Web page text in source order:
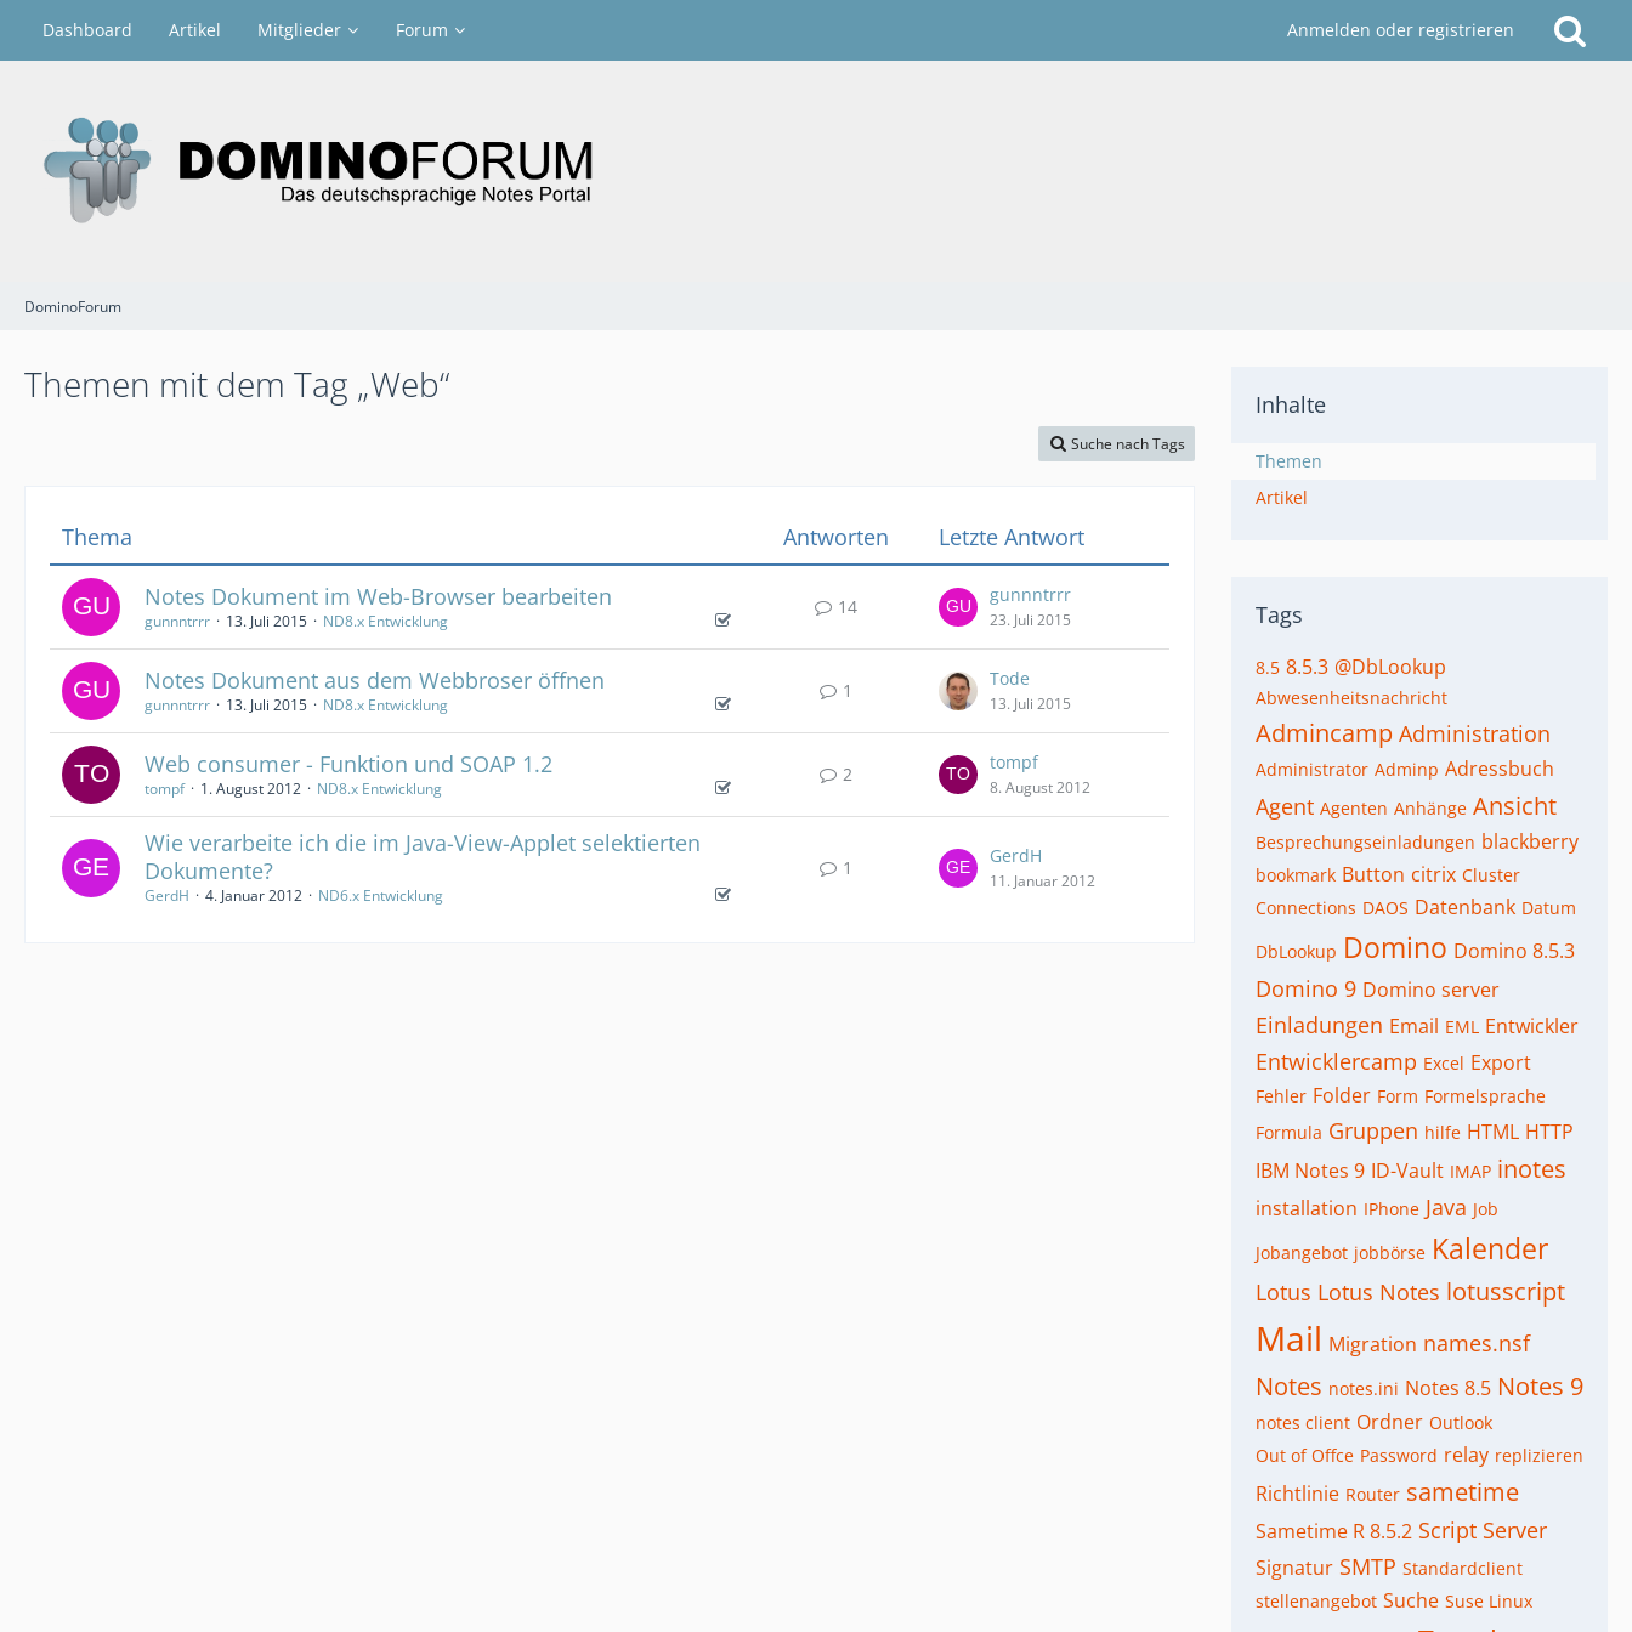
Dashboard Artikel Mitglieder Forum Anmelden oder registrieren
DominoForum
Themen mit dem Tag „Web“
Suche nach Tags
Thema Antworten Letzte Antwort
Notes Dokument im Web-Browser bearbeiten
gunnntrrr 13. Juli 2015 ND8.x Entwicklung
14
gunnntrrr
23. Juli 2015
Notes Dokument aus dem Webbroser öffnen
gunnntrrr 13. Juli 2015 ND8.x Entwicklung
1
Tode
13. Juli 2015
Web consumer - Funktion und SOAP 1.2
tompf 1. August 2012 ND8.x Entwicklung
2
tompf
8. August 2012
Wie verarbeite ich die im Java-View-Applet selektierten
Dokumente?
GerdH 4. Januar 2012 ND6.x Entwicklung
1
GerdH
11. Januar 2012
Inhalte
Themen
Artikel
Tags
8.5 8.5.3 @DbLookup
Abwesenheitsnachricht
Admincamp Administration
Administrator Adminp Adressbuch
Agent Agenten Anhänge Ansicht
Besprechungseinladungen blackberry
bookmark Button citrix Cluster
Connections DAOS Datenbank Datum
DbLookup Domino Domino 8.5.3
Domino 9 Domino server
Einladungen Email EML Entwickler
Entwicklercamp Excel Export
Fehler Folder Form Formelsprache
Formula Gruppen hilfe HTML HTTP
IBM Notes 9 ID-Vault IMAP inotes
installation IPhone Java Job
Jobangebot jobbörse Kalender
Lotus Lotus Notes lotusscript
Mail Migration names.nsf
Notes notes.ini Notes 8.5 Notes 9
notes client Ordner Outlook
Out of Offce Password relay replizieren
Richtlinie Router sametime
Sametime R 8.5.2 Script Server
Signatur SMTP Standardclient
stellenangebot Suche Suse Linux